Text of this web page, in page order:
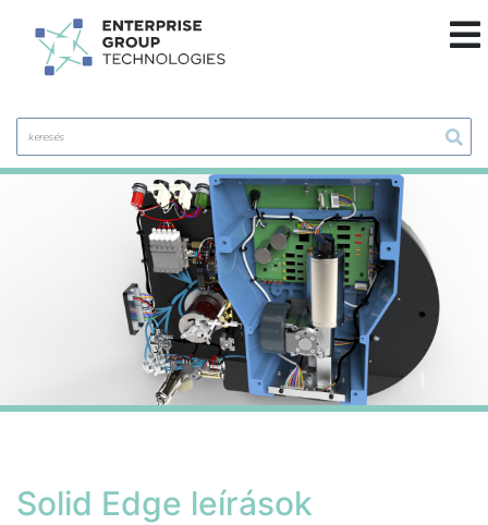
Solid Edge leírások